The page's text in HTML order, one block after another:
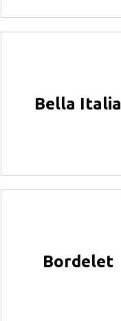
Bella Italia
Bordelet